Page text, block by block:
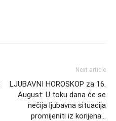
Next article
LJUBAVNI HOROSKOP za 16.
August: U toku dana će se
nečija ljubavna situacija
promijeniti iz korijena…